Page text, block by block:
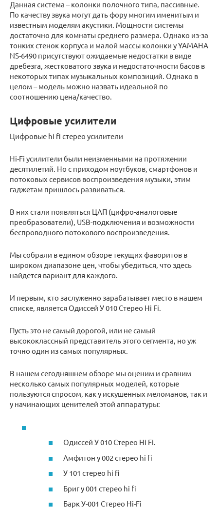
Данная система – колонки полочного типа, пассивные.
По качеству звука могут дать фору многим именитым и
известным моделям акустики. Мощности системы
достаточно для комнаты среднего размера. Однако из-за
тонких стенок корпуса и малой массы колонки у YAMAHA
NS-6490 присутствуют ожидаемые недостатки в виде
дребезга, жестковатого звука и недостаточности басов в
некоторых типах музыкальных композиций. Однако в
целом – модель можно назвать идеальной по
соотношению цена/качество.
Цифровые усилители
Цифровые hi fi стерео усилители
Hi-Fi усилители были неизменными на протяжении
десятилетий. Но с приходом ноутбуков, смартфонов и
потоковых сервисов воспроизведения музыки, этим
гаджетам пришлось развиваться.
В них стали появляться ЦАП (цифро-аналоговые
преобразователи), USB-подключения и возможности
беспроводного потокового воспроизведения.
Мы собрали в едином обзоре текущих фаворитов в
широком диапазоне цен, чтобы убедиться, что здесь
найдется вариант для каждого.
И первым, кто заслуженно зарабатывает место в нашем
списке, является Одиссей У 010 Стерео Hi Fi.
Пусть это не самый дорогой, или не самый
высококлассный представитель этого сегмента, но уж
точно один из самых популярных.
В нашем сегодняшнем обзоре мы оценим и сравним
несколько самых популярных моделей, которые
пользуются спросом, как у искушенных меломанов, так и
у начинающих ценителей этой аппаратуры:
Одиссей У 010 Стерео Hi Fi.
Амфитон у 002 стерео hi fi
У 101 стерео hi fi
Бриг у 001 стерео hi fi
Барк У-001 Стерео Hi-Fi